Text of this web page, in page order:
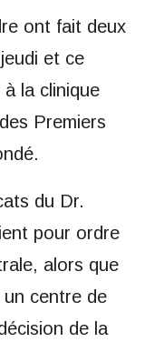
ont fait deux
et ce
la clinique
Premiers
du Dr.
pour ordre
alors que
centre de
de la